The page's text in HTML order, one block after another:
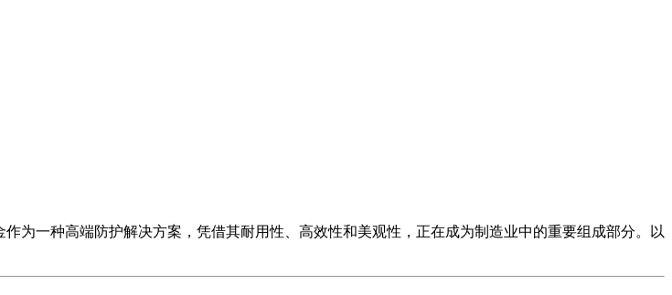
为一种高端防护解决方案，凭借其耐用性、高效性和美观性，正在成为制造业中的重要组成部分。以